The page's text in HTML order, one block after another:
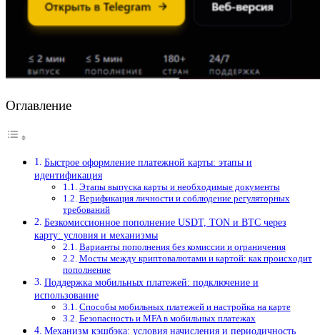
Оглавление
Быстрое оформление платежной карты: этапы и
идентификация
Этапы выпуска карты и необходимые документы
Верификация личности и соблюдение регуляторных
требований
Безкомиссионное пополнение USDT, TON и BTC через
карту: условия и механизмы
Варианты пополнения без комиссии и ограничения
Мосты между криптовалютами и картой: как происходит
пополнение
Поддержка мобильных платежей: подключение и
использование
Способы мобильных платежей и настройка на карте
Безопасность и MFA в мобильных платежах
Механизм кэшбэка: условия начисления и периодичность